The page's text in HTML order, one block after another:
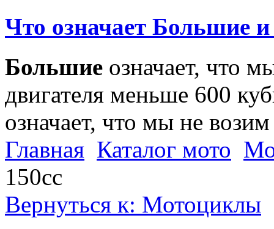
Что означает Большие
Большие означает, что
двигателя меньше 600
означает, что мы не
Главная Каталог мото
150cc
Вернуться к: Мотоциклы